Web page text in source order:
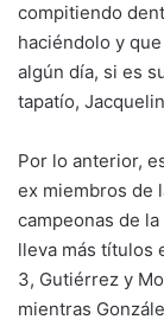
compitiendo
haciéndolo y
algún día, si es
tapatío,
Por lo anterior,
ex miembros de
campeonas de
lleva más títulos
3, Gutiérrez y
mientras